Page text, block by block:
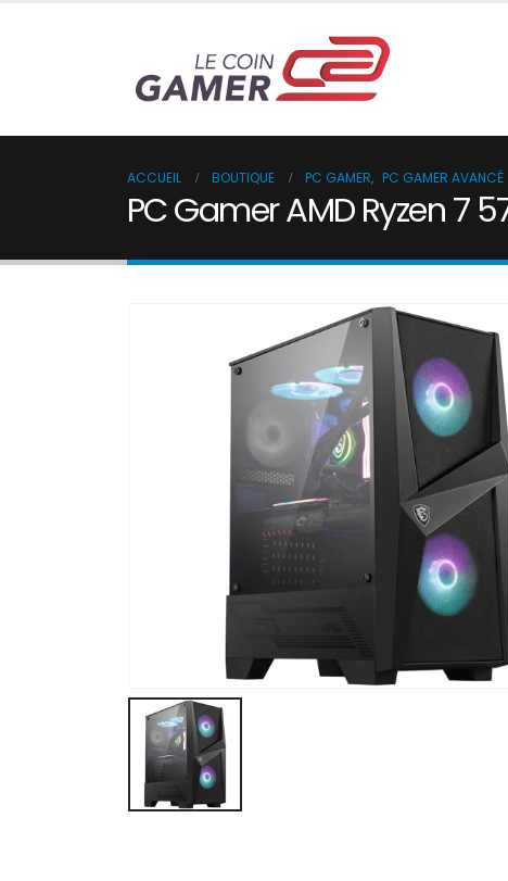
ACCUEIL BOUTIQUE PC GAMER, PC GAMER AVANCÉ
PC Gamer AMD Ryzen 7